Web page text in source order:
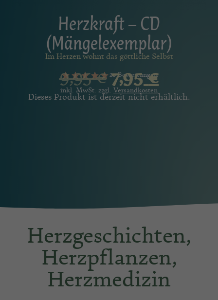
Herzkraft – CD
(Mängelexemplar)
Im Herzen wohnt das göttliche Selbst
20 Bewertungen
9,95€ 7,95€
inkl. MwSt. zzgl. Versandkosten
Dieses Produkt ist derzeit nicht erhältlich.
Herzgeschichten,
Herzpflanzen,
Herzmedizin